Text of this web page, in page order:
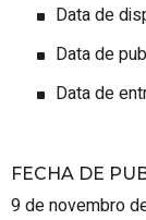
Data de
Data de
Data de
FECHA DE
9 de novembro